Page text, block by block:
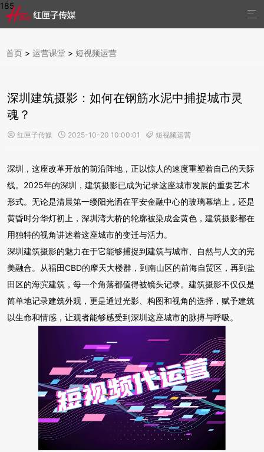
185

首页 > 运营课堂 > 短视频运营
深圳建筑摄影：如何在钢筋水泥中捕捉城市灵
魂？
 红匣子传媒  2025-10-20 10:00:01  短视频运营
深圳，这座改革开放的前沿阵地，正以惊人的速度重塑着自己的天际
线。2025年的深圳，建筑摄影已成为记录这座城市发展的重要艺术
形式。无论是清晨第一缕阳光洒在平安金融中心的玻璃幕墙上，还是
黄昏时分华灯初上，深圳湾大桥的轮廓被染成金黄色，建筑摄影都在
用独特的视角讲述着这座城市的变迁与活力。
深圳建筑摄影的魅力在于它能够捕捉到建筑与城市、自然与人文的完
美融合。从福田CBD的摩天大楼群，到南山区的前海自贸区，再到盐
田区的海滨建筑，每一个角落都值得被镜头记录。建筑摄影不仅仅是
简单地记录建筑外观，更是通过光影、构图和视角的选择，赋予建筑
以生命和情感，让观者能够感受到深圳这座城市的脉搏与呼吸。